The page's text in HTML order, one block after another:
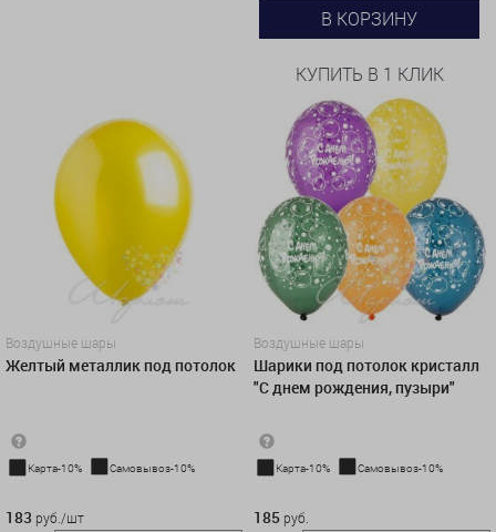
В КОРЗИНУ
КУПИТЬ В 1 КЛИК
Воздушные шары
Желтый металлик под потолок
Карта-10% Самовывоз-10%
183 руб./шт
Воздушные шары
Шарики под потолок кристалл
"С днем рождения, пузыри"
Карта-10% Самовывоз-10%
185 руб.